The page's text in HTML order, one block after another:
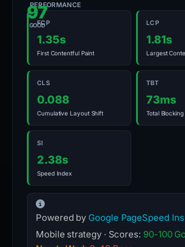
97
GOOD
PERFORMANCE
FCP
1.35s
First Contentful Paint
LCP
1.81s
Largest
CLS
0.088
Cumulative Layout Shift
TBT
73ms
Total
SI
2.38s
Speed Index
Powered by Google PageSpeed
Mobile strategy · Scores: 90-100